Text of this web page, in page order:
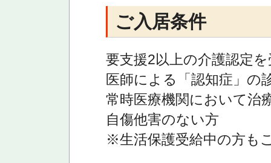
ご入居条件
要支援2以上の介護認定
医師による「認知症」の
常時医療機関において治
自傷他害のない方
※生活保護受給中の方も